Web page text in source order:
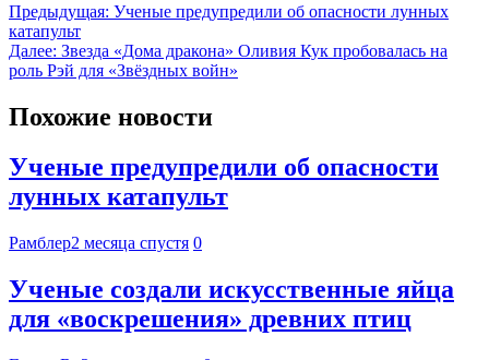
Предыдущая: Ученые предупредили об опасности лунных
катапульт
Далее: Звезда «Дома дракона» Оливия Кук пробовалась на
роль Рэй для «Звёздных войн»
Похожие новости
Ученые предупредили об опасности
лунных катапульт
Рамблер2 месяца спустя 0
Ученые создали искусственные яйца
для «воскрешения» древних птиц